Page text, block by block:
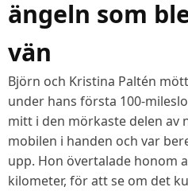
ängeln som
vän
Björn och Kristina Paltén
under hans första 100-
mitt i den mörkaste delen av
mobilen i handen och var
upp. Hon övertalade honom
kilometer, för att se om det